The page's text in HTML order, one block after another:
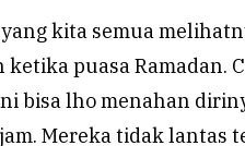
kita semua
puasa Ramadan.
bisa lho menahan
Mereka tidak lantas